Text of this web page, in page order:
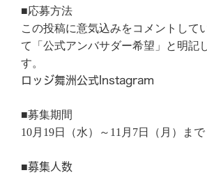
■応募方法
この投稿に意気込みをコメントして
て「公式アンバサダー希望」と明記
す。
ロッジ舞洲公式Instagram
■募集期間
10月19日（水）～11月7日（月）まで
■募集人数